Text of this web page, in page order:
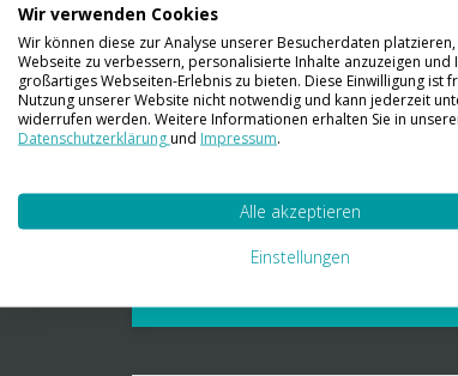
Wir liefern Ihnen Ihre Ware.
Gründen nicht möglich.
Kontaktieren Sie uns
01 23 06 03 888
info@transpak.at
Verpackungslexikon
Wir verwenden Cookies
Wir können diese zur Analyse unserer Besucherdaten
Webseite zu verbessern, personalisierte Inhalte anzuzeigen und
großartiges Webseiten-Erlebnis zu bieten. Diese Einwilligung ist
Nutzung unserer Website nicht notwendig und kann jederzeit
widerrufen werden. Weitere Informationen erhalten Sie in
Datenschutzerklärungund Impressum.
Alle akzeptieren
Einstellungen